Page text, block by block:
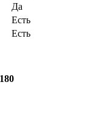
Да
Есть
Есть